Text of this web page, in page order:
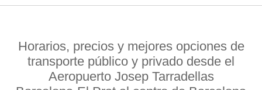
Horarios, precios y mejores opciones de
transporte público y privado desde el
Aeropuerto Josep Tarradellas